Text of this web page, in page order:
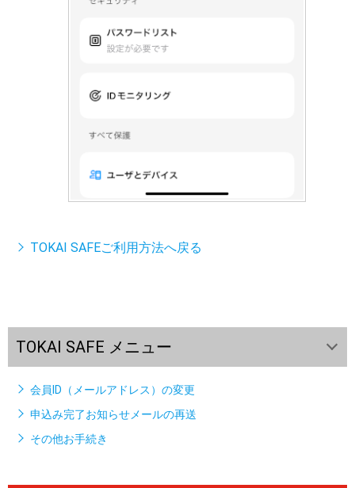
TOKAI SAFEご利用方法へ戻る
TOKAI SAFE メニュー
会員ID（メールアドレス）の変更
申込み完了お知らせメールの再送
その他お手続き